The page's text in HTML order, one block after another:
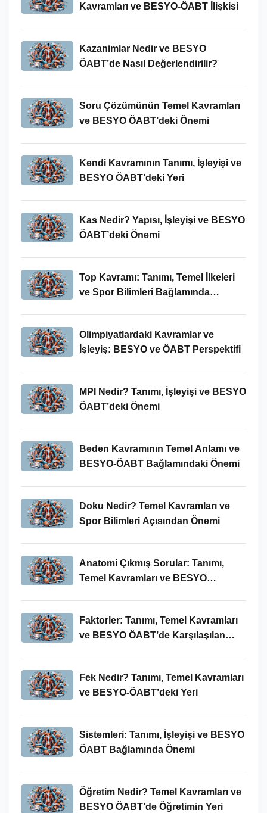
Kavramları ve BESYO-ÖABT İlişkisi
Kazanimlar Nedir ve BESYO
ÖABT’de Nasıl Değerlendirilir?
Soru Çözümünün Temel Kavramları
ve BESYO ÖABT’deki Önemi
Kendi Kavramının Tanımı, İşleyişi ve
BESYO ÖABT’deki Yeri
Kas Nedir? Yapısı, İşleyişi ve BESYO
ÖABT’deki Önemi
Top Kavramı: Tanımı, Temel İlkeleri
ve Spor Bilimleri Bağlamında
Olimpiyatlardaki Kavramlar ve
İşleyiş: BESYO ve ÖABT Perspektifi
MPI Nedir? Tanımı, İşleyişi ve BESYO
ÖABT’deki Önemi
Beden Kavramının Temel Anlamı ve
BESYO-ÖABT Bağlamındaki Önemi
Doku Nedir? Temel Kavramları ve
Spor Bilimleri Açısından Önemi
Anatomi Çıkmış Sorular: Tanımı,
Temel Kavramları ve BESYO
Faktorler: Tanımı, Temel Kavramları
ve BESYO ÖABT’de Karşılaşılan
Fek Nedir? Tanımı, Temel Kavramları
ve BESYO-ÖABT’deki Yeri
Sistemleri: Tanımı, İşleyişi ve BESYO
ÖABT Bağlamında Önemi
Öğretim Nedir? Temel Kavramları ve
BESYO ÖABT’de Öğretimin Yeri